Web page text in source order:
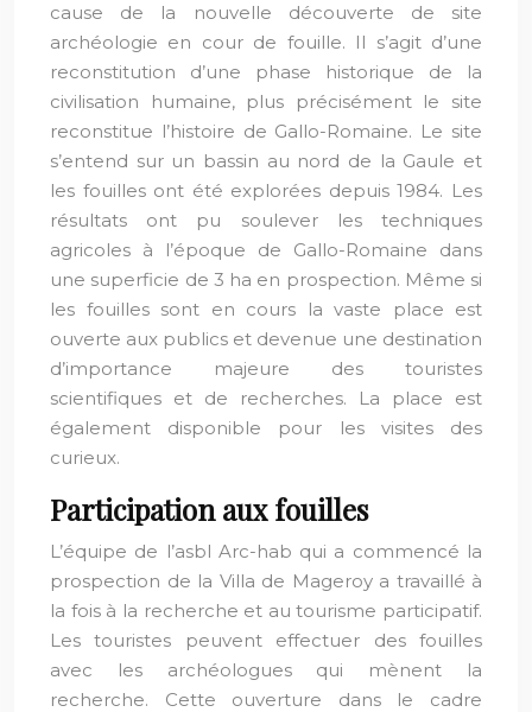
cause de la nouvelle découverte de site
archéologie en cour de fouille. Il s’agit d’une
reconstitution d’une phase historique de la
civilisation humaine, plus précisément le site
reconstitue l’histoire de Gallo-Romaine. Le site
s’entend sur un bassin au nord de la Gaule et
les fouilles ont été explorées depuis 1984. Les
résultats ont pu soulever les techniques
agricoles à l’époque de Gallo-Romaine dans
une superficie de 3 ha en prospection. Même si
les fouilles sont en cours la vaste place est
ouverte aux publics et devenue une destination
d’importance majeure des touristes
scientifiques et de recherches. La place est
également disponible pour les visites des
curieux.
Participation aux fouilles
L’équipe de l’asbl Arc-hab qui a commencé la
prospection de la Villa de Mageroy a travaillé à
la fois à la recherche et au tourisme participatif.
Les touristes peuvent effectuer des fouilles
avec les archéologues qui mènent la
recherche. Cette ouverture dans le cadre